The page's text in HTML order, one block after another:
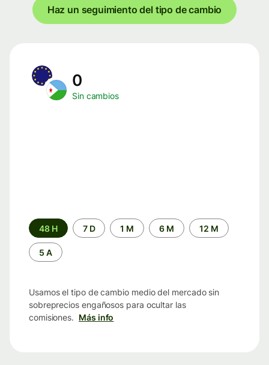
Haz un seguimiento del tipo de cambio
0
Sin cambios
Periodo
de
tiempo
48 H 7 D 1 M 6 M 12 M
5 A
Usamos el tipo de cambio medio del mercado sin
sobreprecios engañosos para ocultar las
comisiones. Más info